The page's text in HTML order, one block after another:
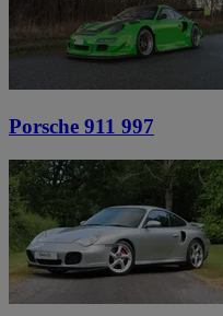
Porsche 911 997